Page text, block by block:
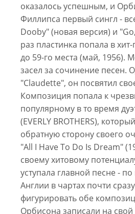
оказалось успешным, и
Филлипса первый сингл -
Dooby" (новая версия) и
раз пластинка попала в
до 59-го места (май, 1956).
засел за сочинение песен.
"Claudette", он посвятил
Композиция попала к
популярному в то время
(EVERLY BROTHERS),
обратную сторону своего
"All I Have To Do Is Dream"
своему хитовому
уступала главной песне -
Англии в чартах почти
фигурировать обе
Орбисона записали на